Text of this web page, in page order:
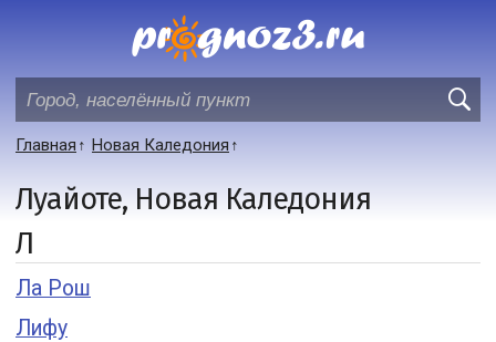
Главная Новая Каледония
Луайоте, Новая Каледония
Л
Ла Рош
Лифу